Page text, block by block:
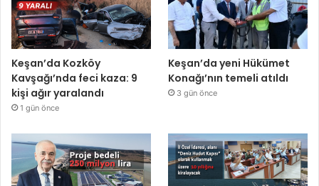
Keşan’da Kozköy
Kavşağı’nda feci kaza: 9
kişi ağır yaralandı
1 gün önce
Keşan’da yeni Hükümet
Konağı’nın temeli atıldı
3 gün önce